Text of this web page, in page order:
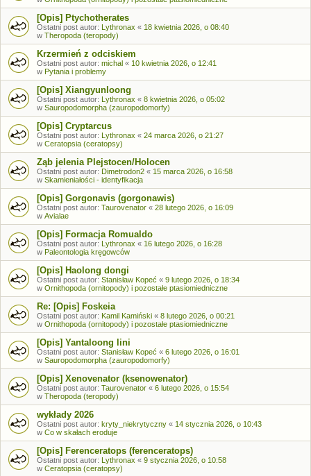
[Opis] Ptychotherates
Ostatni post autor: Lythronax « 18 kwietnia 2026, o 08:40
w Theropoda (teropody)
Krzermień z odciskiem
Ostatni post autor: michal « 10 kwietnia 2026, o 12:41
w Pytania i problemy
[Opis] Xiangyunloong
Ostatni post autor: Lythronax « 8 kwietnia 2026, o 05:02
w Sauropodomorpha (zauropodomorfy)
[Opis] Cryptarcus
Ostatni post autor: Lythronax « 24 marca 2026, o 21:27
w Ceratopsia (ceratopsy)
Ząb jelenia Plejstocen/Holocen
Ostatni post autor: Dimetrodon2 « 15 marca 2026, o 16:58
w Skamieniałości - identyfikacja
[Opis] Gorgonavis (gorgonawis)
Ostatni post autor: Taurovenator « 28 lutego 2026, o 16:09
w Avialae
[Opis] Formacja Romualdo
Ostatni post autor: Lythronax « 16 lutego 2026, o 16:28
w Paleontologia kręgowców
[Opis] Haolong dongi
Ostatni post autor: Stanisław Kopeć « 9 lutego 2026, o 18:34
w Ornithopoda (ornitopody) i pozostałe ptasiomiedniczne
Re: [Opis] Foskeia
Ostatni post autor: Kamil Kamiński « 8 lutego 2026, o 00:21
w Ornithopoda (ornitopody) i pozostałe ptasiomiedniczne
[Opis] Yantaloong lini
Ostatni post autor: Stanisław Kopeć « 6 lutego 2026, o 16:01
w Sauropodomorpha (zauropodomorfy)
[Opis] Xenovenator (ksenowenator)
Ostatni post autor: Taurovenator « 6 lutego 2026, o 15:54
w Theropoda (teropody)
wykłady 2026
Ostatni post autor: kryty_niekrytyczny « 14 stycznia 2026, o 10:43
w Co w skałach eroduje
[Opis] Ferenceratops (ferenceratops)
Ostatni post autor: Lythronax « 9 stycznia 2026, o 10:58
w Ceratopsia (ceratopsy)